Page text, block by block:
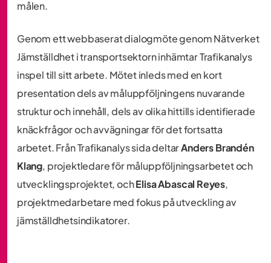
målen.
Genom ett webbaserat dialogmöte genom Nätverket
Jämställdhet i transportsektorn inhämtar Trafikanalys
inspel till sitt arbete. Mötet inleds med en kort
presentation dels av måluppföljningens nuvarande
struktur och innehåll, dels av olika hittills identifierade
knäckfrågor och avvägningar för det fortsatta
arbetet. Från Trafikanalys sida deltarAnders Brandén
Klang, projektledare för måluppföljningsarbetet och
utvecklingsprojektet, ochElisa Abascal Reyes,
projektmedarbetare med fokus på utveckling av
jämställdhetsindikatorer.